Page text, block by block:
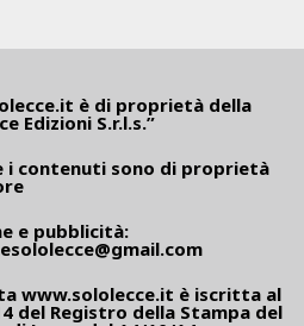
è di proprietà della
Edizioni S.r.l.s.”
i contenuti sono di proprietà
e pubblicità:
www.sololecce.it è iscritta al
del Registro della Stampa del